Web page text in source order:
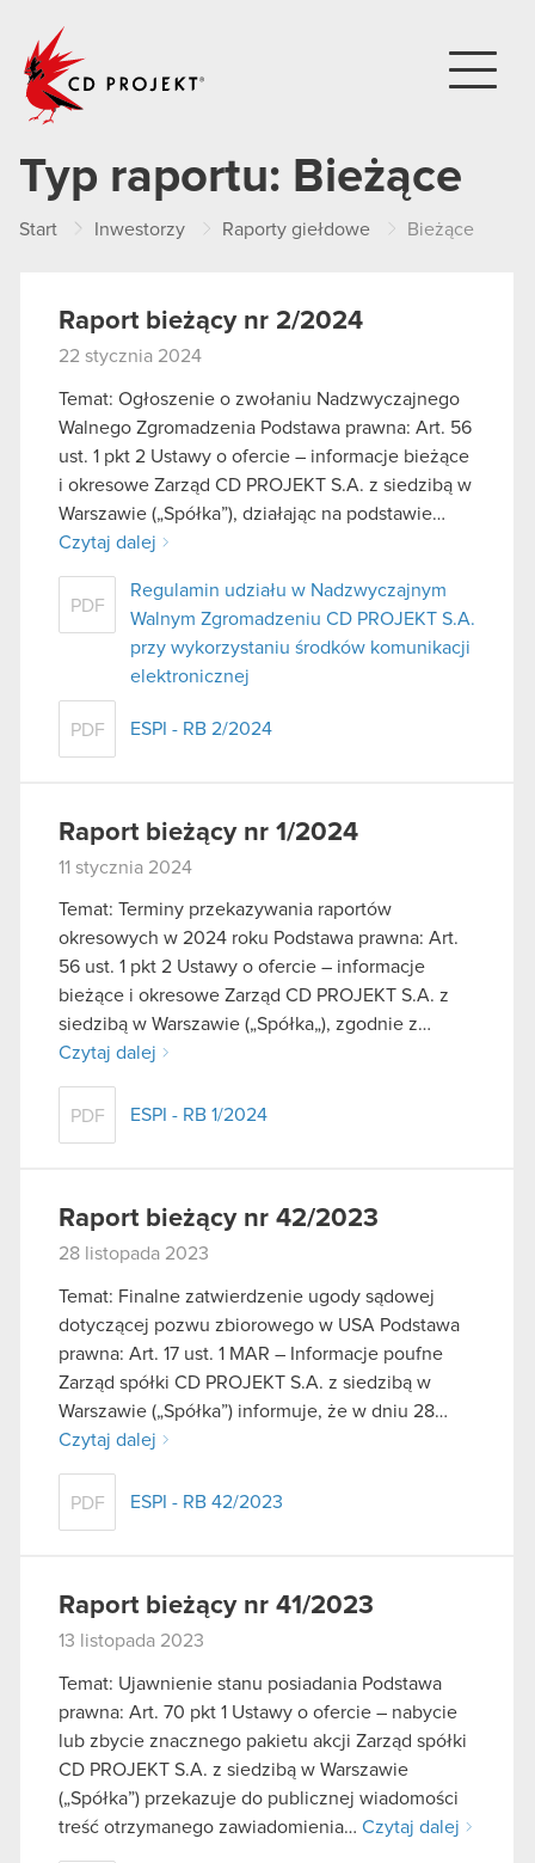
Typ raportu: Bieżące
Start Inwestorzy Raporty giełdowe Bieżące
Raport bieżący nr 2/2024
22 stycznia 2024
Temat: Ogłoszenie o zwołaniu Nadzwyczajnego
Walnego Zgromadzenia Podstawa prawna: Art. 56
ust. 1 pkt 2 Ustawy o ofercie – informacje bieżące
i okresowe Zarząd CD PROJEKT S.A. z siedzibą w
Warszawie („Spółka”), działając na podstawie…
Czytaj dalej
PDF
Regulamin udziału w Nadzwyczajnym
Walnym Zgromadzeniu CD PROJEKT S.A.
przy wykorzystaniu środków komunikacji
elektronicznej
PDF ESPI - RB 2/2024
Raport bieżący nr 1/2024
11 stycznia 2024
Temat: Terminy przekazywania raportów
okresowych w 2024 roku Podstawa prawna: Art.
56 ust. 1 pkt 2 Ustawy o ofercie – informacje
bieżące i okresowe Zarząd CD PROJEKT S.A. z
siedzibą w Warszawie („Spółka„), zgodnie z…
Czytaj dalej
PDF ESPI - RB 1/2024
Raport bieżący nr 42/2023
28 listopada 2023
Temat: Finalne zatwierdzenie ugody sądowej
dotyczącej pozwu zbiorowego w USA Podstawa
prawna: Art. 17 ust. 1 MAR – Informacje poufne
Zarząd spółki CD PROJEKT S.A. z siedzibą w
Warszawie („Spółka”) informuje, że w dniu 28…
Czytaj dalej
PDF ESPI - RB 42/2023
Raport bieżący nr 41/2023
13 listopada 2023
Temat: Ujawnienie stanu posiadania Podstawa
prawna: Art. 70 pkt 1 Ustawy o ofercie – nabycie
lub zbycie znacznego pakietu akcji Zarząd spółki
CD PROJEKT S.A. z siedzibą w Warszawie
(„Spółka”) przekazuje do publicznej wiadomości
treść otrzymanego zawiadomienia… Czytaj dalej